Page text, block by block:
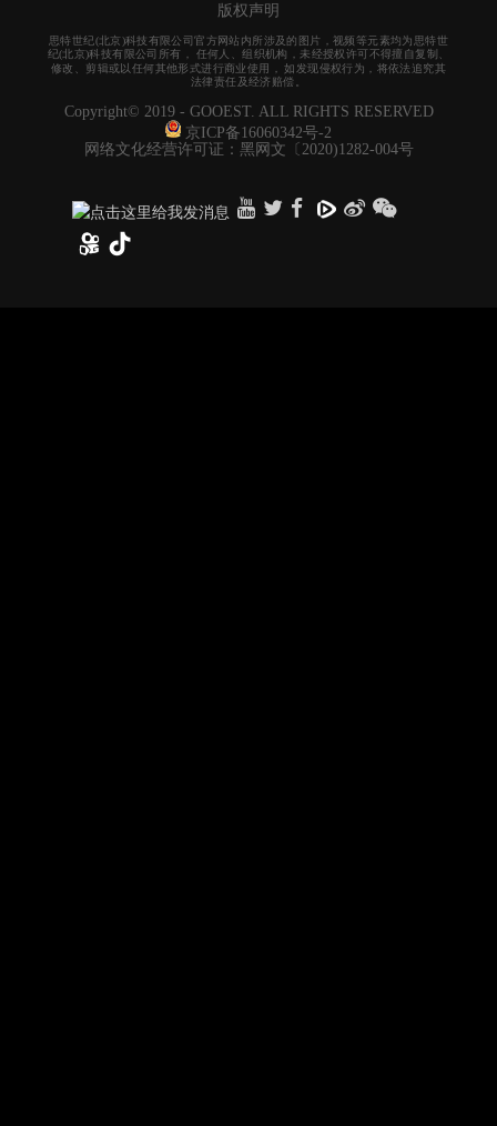
版权声明
思特世纪(北京)科技有限公司官方网站内所涉及的图片，视频等元素均为思特世
纪(北京)科技有限公司所有， 任何人、组织机构，未经授权许可不得擅自复制、
修改、剪辑或以任何其他形式进行商业使用， 如发现侵权行为，将依法追究其
法律责任及经济赔偿。
Copyright© 2019 - GOOEST. ALL RIGHTS RESERVED
京ICP备16060342号-2
网络文化经营许可证：黑网文〔2020)1282-004号